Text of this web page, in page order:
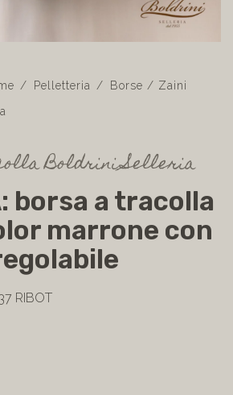
Pelletteria
Borse / Zaini
Boldrini Selleria
borsa a tracolla
marrone con
RIBOT